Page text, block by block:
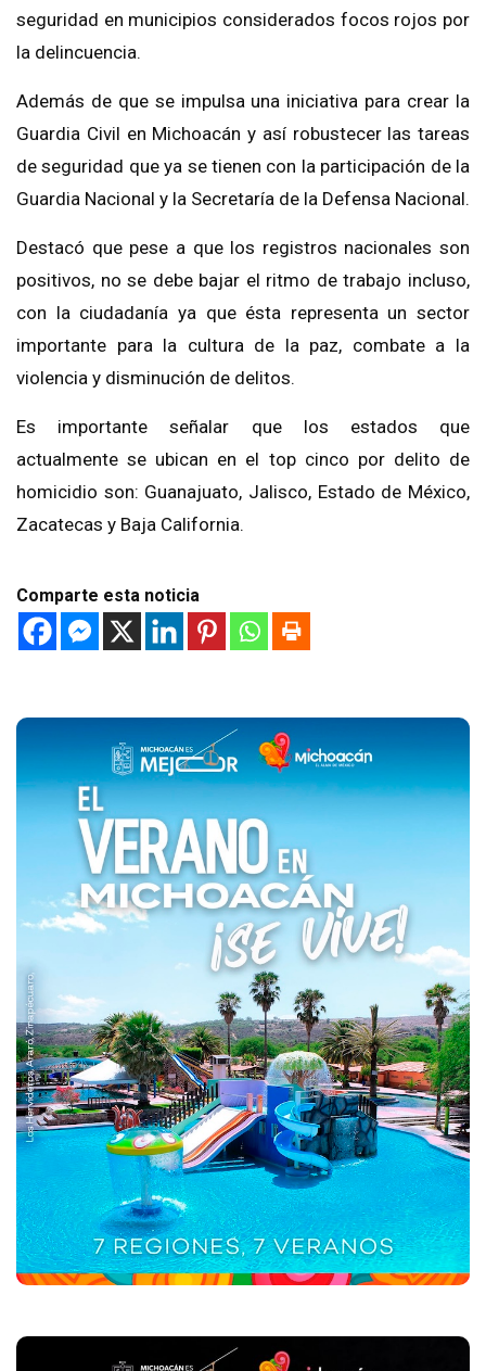
seguridad en municipios considerados focos rojos por
la delincuencia.
Además de que se impulsa una iniciativa para crear la
Guardia Civil en Michoacán y así robustecer las tareas
de seguridad que ya se tienen con la participación de la
Guardia Nacional y la Secretaría de la Defensa Nacional.
Destacó que pese a que los registros nacionales son
positivos, no se debe bajar el ritmo de trabajo incluso,
con la ciudadanía ya que ésta representa un sector
importante para la cultura de la paz, combate a la
violencia y disminución de delitos.
Es importante señalar que los estados que
actualmente se ubican en el top cinco por delito de
homicidio son: Guanajuato, Jalisco, Estado de México,
Zacatecas y Baja California.
Comparte esta noticia